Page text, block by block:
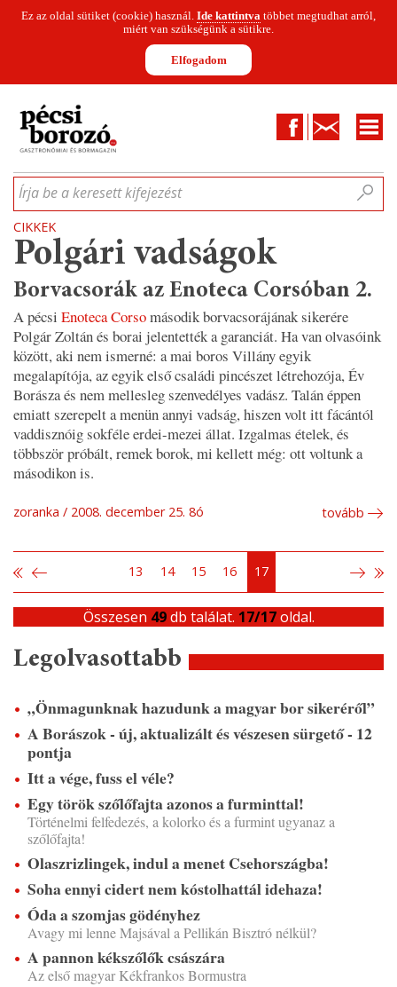
Ez az oldal sütiket (cookie) használ. Ide kattintva többet megtudhat arról,
miért van szükségünk a sütikre.
Elfogadom
FacebookKapcsolat
CIKKEKHÍREKINFOGRAFIKÁKMUNKATÁRSAKWINESOFA
Írja be a keresett kifejezést
CIKKEK
Polgári vadságok
Borvacsorák az Enoteca Corsóban 2.
A pécsi Enoteca Corsomásodik borvacsorájának sikerére
Polgár Zoltán és borai jelentették a garanciát. Ha van olvasóink
között, aki nem ismerné: a mai boros Villány egyik
megalapítója, az egyik első családi pincészet létrehozója, Év
Borásza és nem mellesleg szenvedélyes vadász. Talán éppen
emiatt szerepelt a menün annyi vadság, hiszen volt itt fácántól
vaddisznóig sokféle erdei-mezei állat. Izgalmas ételek, és
többször próbált, remek borok, mi kellett még: ott voltunk a
másodikon is.
zoranka 2008. december 25. 8ó tovább
13 14 15 16 17
Összesen 49db találat. 17/17oldal.
Legolvasottabb
„Önmagunknak hazudunk a magyar bor sikeréről”
A Borászok - új, aktualizált és vészesen sürgető - 12
pontja
Itt a vége, fuss el véle?
Egy török szőlőfajta azonos a furminttal!
Történelmi felfedezés, a kolorko és a furmint ugyanaz a
szőlőfajta!
Olaszrizlingek, indul a menet Csehországba!
Soha ennyi cidert nem kóstolhattál idehaza!
Óda a szomjas gödényhez
Avagy mi lenne Majsával a Pellikán Bisztró nélkül?
A pannon kékszőlők császára
Az első magyar Kékfrankos Bormustra